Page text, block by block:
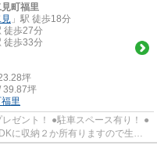
町福里
」駅 徒歩18分
徒歩27分
徒歩33分
坪
39.87坪
里
ゼント！ ●駐車スペース有り！ ●
に収納２か所有りますので生活
中学校